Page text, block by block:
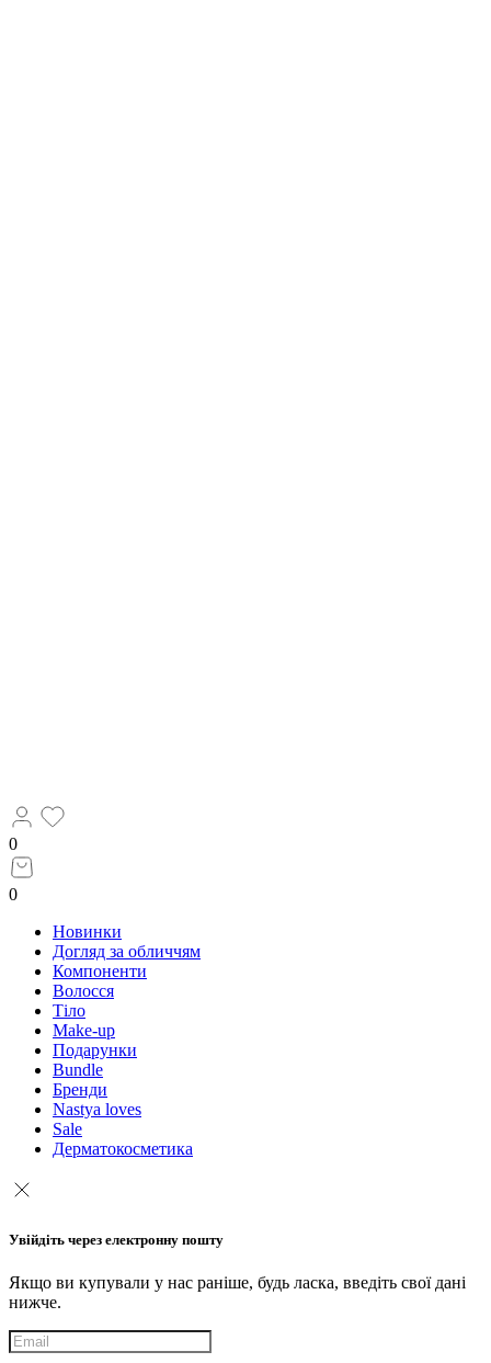
0
0
Новинки
Догляд за обличчям
Компоненти
Волосся
Тіло
Make-up
Подарунки
Bundle
Бренди
Nastya loves
Sale
Дерматокосметика
Увійдіть через електронну пошту
Якщо ви купували у нас раніше, будь ласка, введіть свої дані
нижче.